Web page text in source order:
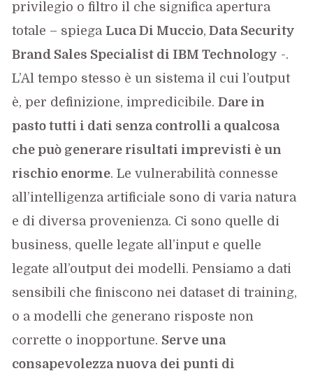
privilegio o filtro il che significa apertura
totale – spiega Luca Di Muccio, Data Security
Brand Sales Specialist di IBM Technology -.
L’Al tempo stesso è un sistema il cui l’output
è, per definizione, impredicibile.Dare in
pasto tutti i dati senza controlli a qualcosa
che può generare risultati imprevisti è un
rischio enorme. Le vulnerabilità connesse
all’intelligenza artificiale sono di varia natura
e di diversa provenienza. Ci sono quelle di
business, quelle legate all’input e quelle
legate all’output dei modelli. Pensiamo a dati
sensibili che finiscono nei dataset di training,
o a modelli che generano risposte non
corrette o inopportune. Serve una
consapevolezza nuova dei punti di